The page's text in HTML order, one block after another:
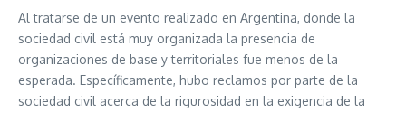
Al tratarse de un evento realizado en Argentina, donde la
sociedad civil está muy organizada la presencia de
organizaciones de base y territoriales fue menos de la
esperada. Específicamente, hubo reclamos por parte de la
sociedad civil acerca de la rigurosidad en la exigencia de la